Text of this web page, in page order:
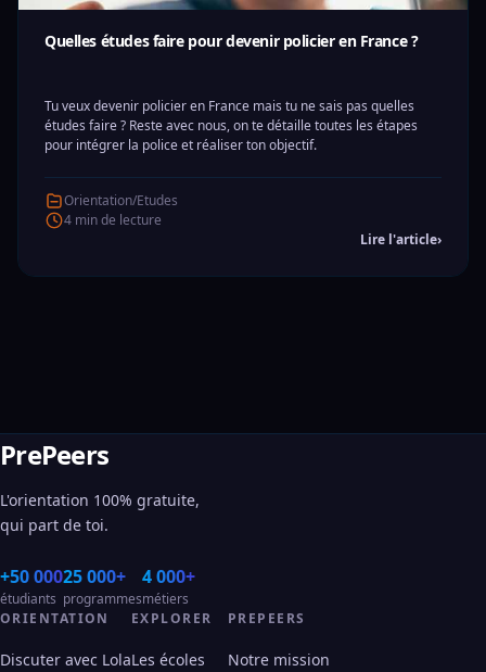
Quelles études faire pour devenir policier en France ?
Tu veux devenir policier en France mais tu ne sais pas quelles
études faire ? Reste avec nous, on te détaille toutes les étapes
pour intégrer la police et réaliser ton objectif.
Orientation/Etudes
4 min de lecture
Lire l'article›
PrePeers
L'orientation 100% gratuite,
qui part de toi.
+50 000
étudiants
25 000+
programmes
4 000+
métiers
ORIENTATION
Discuter avec Lola
EXPLORER
Les écoles
PREPEERS
Notre mission